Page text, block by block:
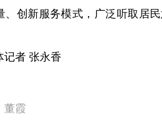
、创新服务模式，广泛听取居
记者 张永香
董霞